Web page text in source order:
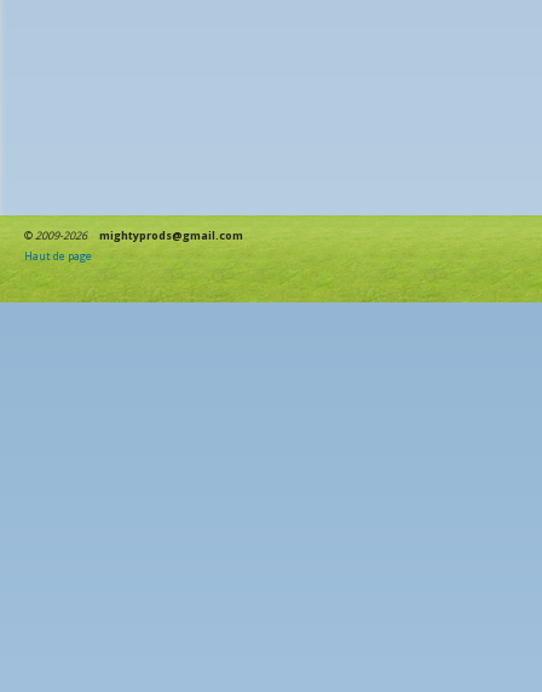
©2009-2026
mightyprods@gmail.com
Haut de page